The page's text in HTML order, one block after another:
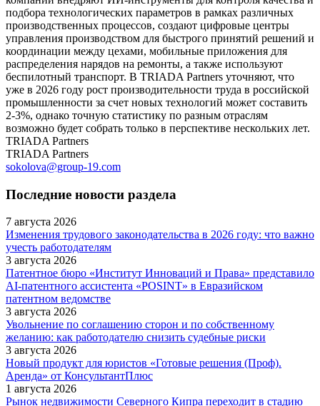
подбора технологических параметров в рамках различных
производственных процессов, создают цифровые центры
управления производством для быстрого принятий решений и
координации между цехами, мобильные приложения для
распределения нарядов на ремонты, а также используют
беспилотный транспорт. В TRIADA Partners уточняют, что
уже в 2026 году рост производительности труда в российской
промышленности за счет новых технологий может составить
2-3%, однако точную статистику по разным отраслям
возможно будет собрать только в перспективе нескольких лет.
TRIADA Partners
TRIADA Partners
sokolova@group-19.com
Последние новости раздела
7 августа 2026
Изменения трудового законодательства в 2026 году: что важно
учесть работодателям
3 августа 2026
Патентное бюро «Институт Инноваций и Права» представило
AI-патентного ассистента «POSINT» в Евразийском
патентном ведомстве
3 августа 2026
Увольнение по соглашению сторон и по собственному
желанию: как работодателю снизить судебные риски
3 августа 2026
Новый продукт для юристов «Готовые решения (Проф).
Аренда» от КонсультантПлюс
1 августа 2026
Рынок недвижимости Северного Кипра переходит в стадию